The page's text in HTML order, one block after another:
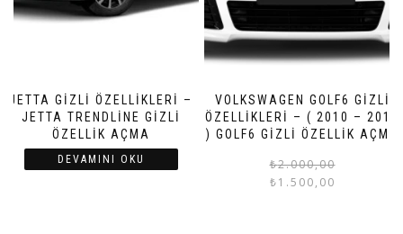
JETTA GIZLI ÖZELLIKLERI –
JETTA TRENDLINE GIZLI
ÖZELLIK AÇMA
DEVAMINI OKU
VOLKSWAGEN GOLF6 GIZLI
ÖZELLIKLERI – ( 2010 – 2012
) GOLF6 GIZLI ÖZELLIK AÇMA
₺2.000,00
₺1.500,00